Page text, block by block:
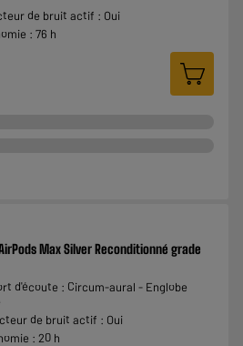
de bruit actif : Oui
: 76 h
AirPods Max Silver Reconditionné grade
d'écoute : Circum-aural - Englobe
de bruit actif : Oui
: 20 h